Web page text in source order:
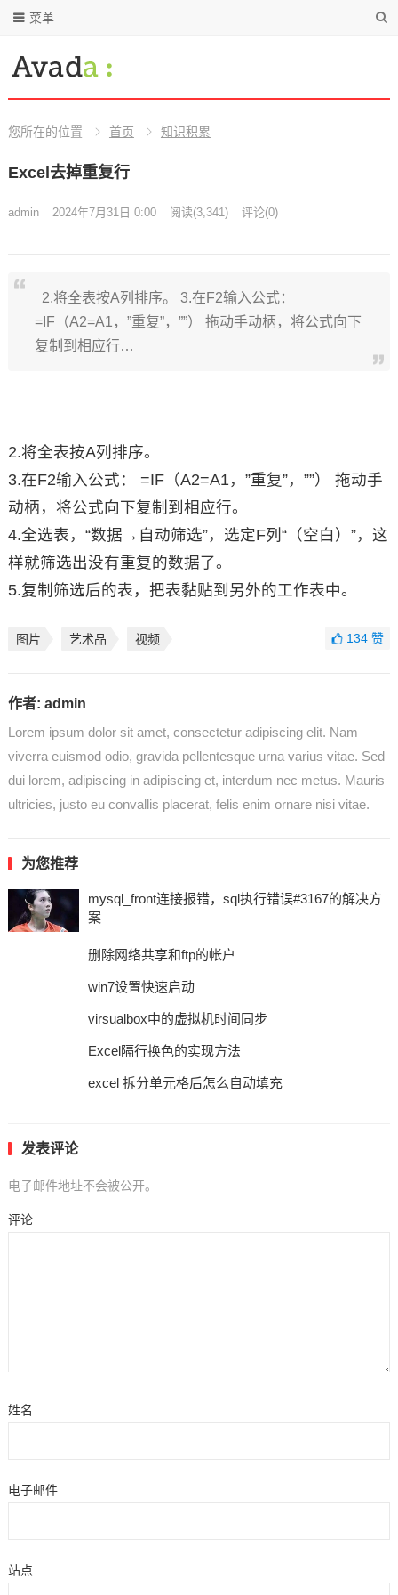
菜单
您所在的位置 首页 知识积累
Excel去掉重复行
admin 2024年7月31日 0:00 阅读(3,341) 评论(0)
2.将全表按A列排序。 3.在F2输入公式：
=IF（A2=A1，”重复”，””） 拖动手动柄，将公式向下
复制到相应行…
2.将全表按A列排序。
3.在F2输入公式： =IF（A2=A1，”重复”，””） 拖动手
动柄，将公式向下复制到相应行。
4.全选表，“数据→自动筛选”，选定F列“（空白）”，这
样就筛选出没有重复的数据了。
5.复制筛选后的表，把表黏贴到另外的工作表中。
图片 艺术品 视频 134赞
作者: admin
Lorem ipsum dolor sit amet, consectetur adipiscing elit. Nam
viverra euismod odio, gravida pellentesque urna varius vitae. Sed
dui lorem, adipiscing in adipiscing et, interdum nec metus. Mauris
ultricies, justo eu convallis placerat, felis enim ornare nisi vitae.
为您推荐
mysql_front连接报错，sql执行错误#3167的解决方
案
删除网络共享和ftp的帐户
win7设置快速启动
virsualbox中的虚拟机时间同步
Excel隔行换色的实现方法
excel 拆分单元格后怎么自动填充
发表评论
电子邮件地址不会被公开。
评论
姓名
电子邮件
站点